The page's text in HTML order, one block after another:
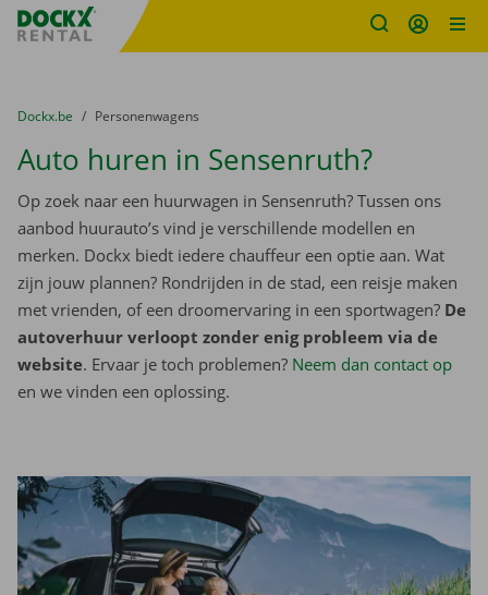
Fratello DEMO
U bevindt zich hier:
van
Dockx.be naar
Personenwagens
Auto huren in Sensenruth?
Op zoek naar een huurwagen in Sensenruth? Tussen ons
aanbod huurauto’s vind je verschillende modellen en
merken. Dockx biedt iedere chauffeur een optie aan. Wat
zijn jouw plannen? Rondrijden in de stad, een reisje maken
met vrienden, of een droomervaring in een sportwagen? De
autoverhuur verloopt zonder enig probleem via de
website. Ervaar je toch problemen? Neem dan contact op
en we vinden een oplossing.